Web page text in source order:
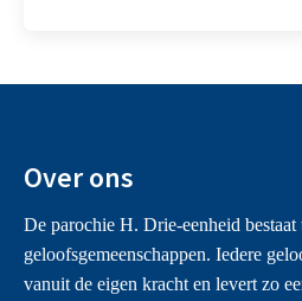
Kerkcentrum / secretariaat
Organisatie / Locatieraad
Donaties / Kerkbijdragen
Ledenadministratie
Over ons
De parochie H. Drie-eenheid bestaat
geloofsgemeenschappen. Iedere
vanuit de eigen kracht en levert zo